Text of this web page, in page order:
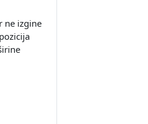
ne izgine